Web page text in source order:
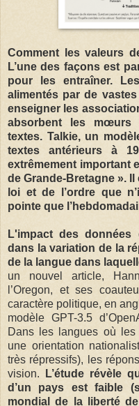
Comment les valeurs
L’une des façons est
pour les entraîner.
alimentés par de
enseigner les
absorbent les mœurs
textes. Talkie, un
textes antérieurs à
extrêmement important
de Grande-Bretagne ».
loi et de l’ordre que
pointe que
L'impact des données
dans la variation de la
de la langue dans
un nouvel article,
l’Oregon, et ses
caractère politique, en
modèle GPT-3.5
Dans les langues où
une orientation
très répressifs), les
vision.
L’étude révèle
d’un pays est faible
mondial de la liberté